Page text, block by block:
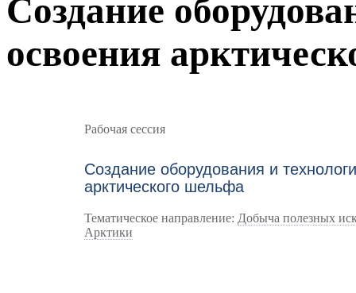
Создание
освоения
Рабочая сессия
Создание оборудования и
арктического шельфа
Тематическое направление: Добыча полезных
Арктики